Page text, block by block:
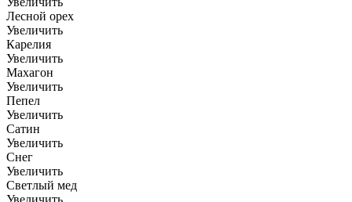
Лесной орех
Увеличить
Карелия
Увеличить
Махагон
Увеличить
Пепел
Увеличить
Сатин
Увеличить
Снег
Увеличить
Светлый мед